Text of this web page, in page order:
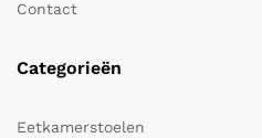
Contact
Categorieën
Eetkamerstoelen